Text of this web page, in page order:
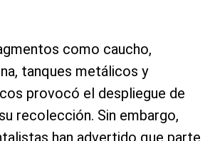
como caucho,
tanques metálicos y
provocó el despliegue de
recolección. Sin embargo,
han advertido que parte